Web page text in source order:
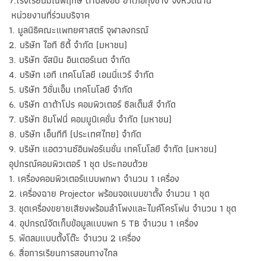
หน่วยงานที่ร่วมบริจาค
1. มูลนิธิคณะแพทยศาสตร์ จุฬาลงกรณ์
2. บริษัท ไอที ซิตี้ จำกัด (มหาชน)
3. บริษัท จัสมิน อินเตอร์เนต จำกัด
4. บริษัท เอที เทคโนโลยี เอนนี่แวร์ จำกัด
5. บริษัท วิชั่นเอ็ม เทคโนโลยี จำกัด
6. บริษัท ดาต้าโปร คอมพิวเตอร์ ซิลเต็มส์ จำกัด
7. บริษัท ชิมโฟนี่ คอมมูนิเคชั่น จำกัด (มหาชน)
8. บริษัท เอ็นทีที (ประเทศไทย) จำกัด
9. บริษัท แอดวานซ์อินฟอร์เมชั่น เทคโนโลยี จำกัด (มหาชน)
อุปกรณ์คอมพิวเตอร์ 1 ชุด ประกอบด้วย
1. เครื่องคอมพิวเตอร์แบบพกพา จำนวน 1 เครื่อง
2. เครื่องฉาย Projector พร้อมจอแบบขาตั้ง จำนวน 1 ชุด
3. ชุดเครื่องขยายเสียงพร้อมลำโพงและไมค์โครโฟน จำนวน 1 ชุด
4. อุปกรณ์จัดเก็บข้อมูลแบบพก 5 TB จำนวน 1 เครื่อง
5. พัดลมแบบตั้งโต๊ะ จำนวน 2 เครื่อง
6. สื่อการเรียนการสอนทางไกล